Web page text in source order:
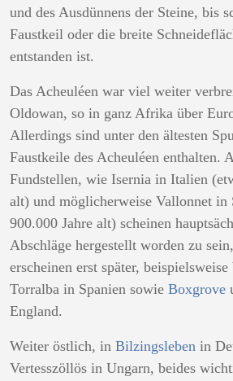
und des Ausdünnens der Steine, bis
Faustkeil oder die breite
entstanden ist.
Das Acheuléen war viel weiter
Oldowan, so in ganz Afrika über
Allerdings sind unter den ältesten
Faustkeile des Acheuléen enthalten.
Fundstellen, wie Isernia in Italien
alt) und möglicherweise Vallonnet in
900.000 Jahre alt) scheinen
Abschläge hergestellt worden zu
erscheinen erst später, beispielsweise
Torralba in Spanien sowie Boxgrove
England.
Weiter östlich, in Bilzingsleben in
Vertesszöllös in Ungarn, beides